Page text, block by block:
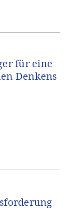
für eine
Denkens